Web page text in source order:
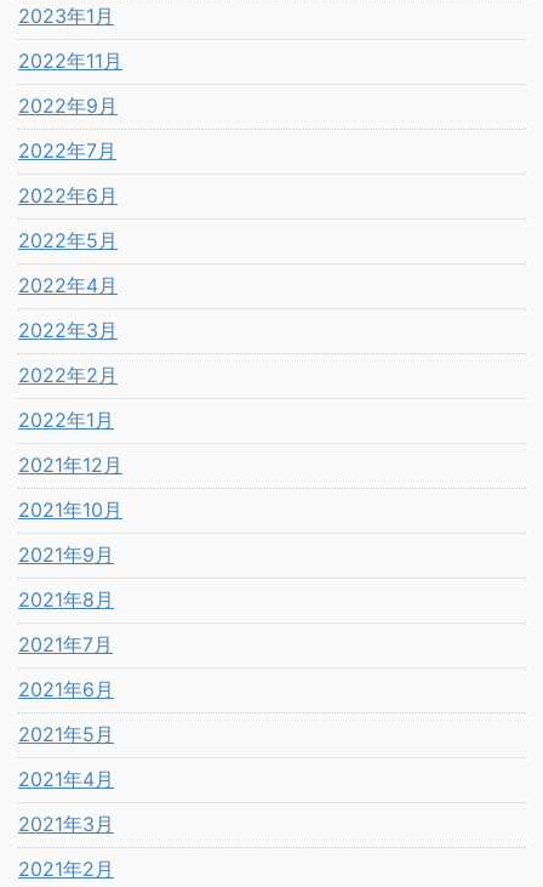
2023年1月
2022年11月
2022年9月
2022年7月
2022年6月
2022年5月
2022年4月
2022年3月
2022年2月
2022年1月
2021年12月
2021年10月
2021年9月
2021年8月
2021年7月
2021年6月
2021年5月
2021年4月
2021年3月
2021年2月